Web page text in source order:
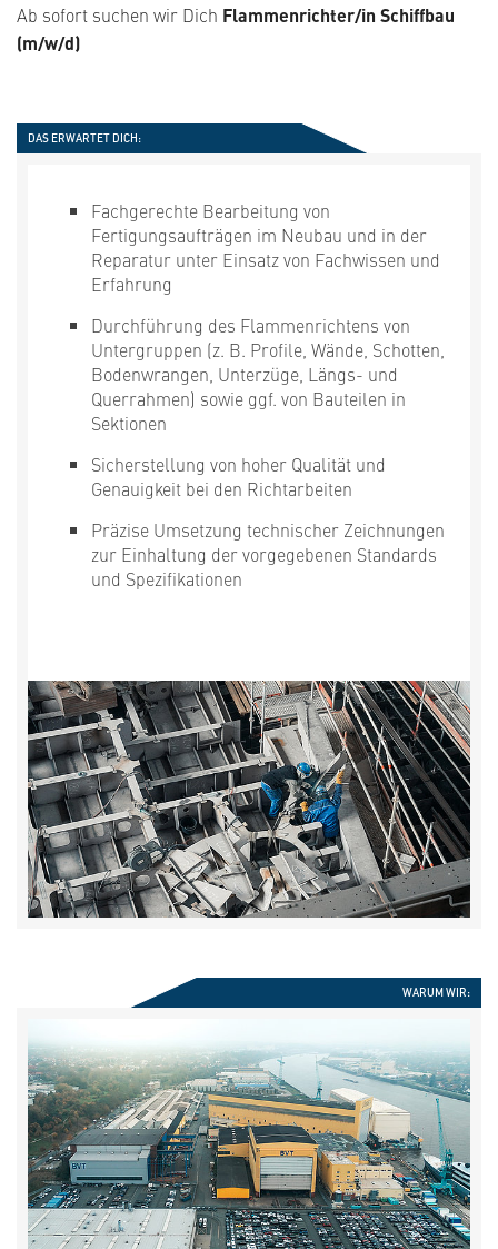
Ab sofort suchen wir Dich Flammenrichter/in Schiffbau
(m/w/d)
DAS ERWARTET DICH:
Fachgerechte Bearbeitung von
Fertigungsaufträgen im Neubau und in der
Reparatur unter Einsatz von Fachwissen und
Erfahrung
Durchführung des Flammenrichtens von
Untergruppen (z. B. Profile, Wände, Schotten,
Bodenwrangen, Unterzüge, Längs- und
Querrahmen) sowie ggf. von Bauteilen in
Sektionen
Sicherstellung von hoher Qualität und
Genauigkeit bei den Richtarbeiten
Präzise Umsetzung technischer Zeichnungen
zur Einhaltung der vorgegebenen Standards
und Spezifikationen
WARUM WIR: